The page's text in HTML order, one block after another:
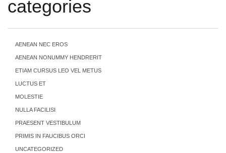
categories
AENEAN NEC EROS
AENEAN NONUMMY HENDRERIT
ETIAM CURSUS LEO VEL METUS
LUCTUS ET
MOLESTIE
NULLA FACILISI
PRAESENT VESTIBULUM
PRIMIS IN FAUCIBUS ORCI
UNCATEGORIZED